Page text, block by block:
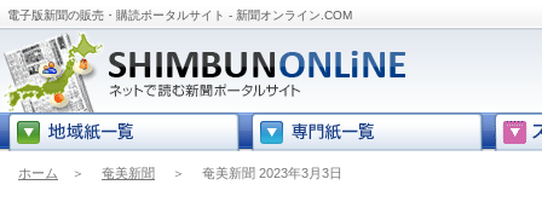
電子版新聞の販売・購読ポータルサイト - 新聞オンライン.COM
ホーム ＞ 奄美新聞 ＞ 奄美新聞 2023年3月3日